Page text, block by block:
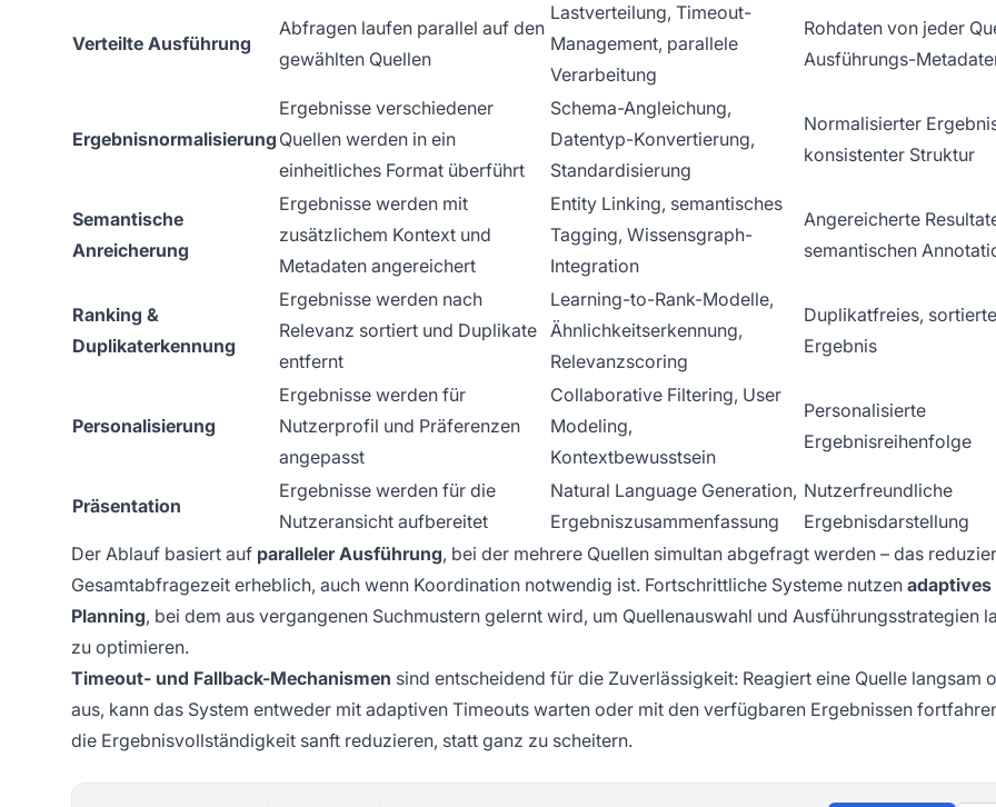
Verteilte Ausführung
Abfragen laufen parallel auf den
gewählten Quellen
Lastverteilung, Timeout-
Management, parallele
Verarbeitung
Rohdaten von jeder
Ausführungs-
Ergebnisnormalisierung
Ergebnisse verschiedener
Quellen werden in ein
einheitliches Format überführt
Schema-Angleichung,
Datentyp-Konvertierung,
Standardisierung
Normalisierter
konsistenter Struktur
Semantische
Anreicherung
Ergebnisse werden mit
zusätzlichem Kontext und
Metadaten angereichert
Entity Linking, semantisches
Tagging, Wissensgraph-
Integration
Angereicherte
semantischen
Ranking &
Duplikaterkennung
Ergebnisse werden nach
Relevanz sortiert und Duplikate
entfernt
Learning-to-Rank-Modelle,
Ähnlichkeitserkennung,
Relevanzscoring
Duplikatfreies,
Ergebnis
Personalisierung
Ergebnisse werden für
Nutzerprofil und Präferenzen
angepasst
Collaborative Filtering, User
Modeling,
Kontextbewusstsein
Personalisierte
Ergebnisreihenfolge
Präsentation
Ergebnisse werden für die
Nutzeransicht aufbereitet
Natural Language Generation,
Ergebniszusammenfassung
Nutzerfreundliche
Ergebnisdarstellung
Der Ablauf basiert auf paralleler Ausführung, bei der mehrere Quellen simultan abgefragt werden – das
Gesamtabfragezeit erheblich, auch wenn Koordination notwendig ist. Fortschrittliche Systeme nutzen adaptives
Planning, bei dem aus vergangenen Suchmustern gelernt wird, um Quellenauswahl und Ausführungsstrategien
zu optimieren.
Timeout- und Fallback-Mechanismen sind entscheidend für die Zuverlässigkeit: Reagiert eine Quelle langsam
aus, kann das System entweder mit adaptiven Timeouts warten oder mit den verfügbaren Ergebnissen
die Ergebnisvollständigkeit sanft reduzieren, statt ganz zu scheitern.